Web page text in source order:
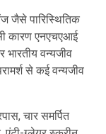
जैसे पारिस्थितिक
कारण एनएचएआई
भारतीय वन्यजीव
से कई वन्यजीव
चार समर्पित